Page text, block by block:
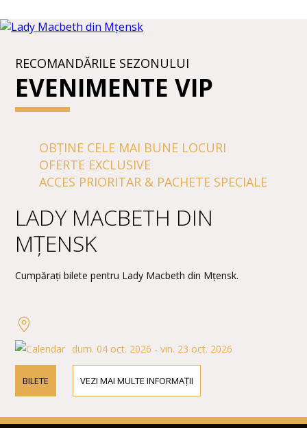
RECOMANDĂRILE SEZONULUI
EVENIMENTE VIP
OBȚINE CELE MAI BUNE LOCURI
OFERTE EXCLUSIVE
ACCES PRIORITAR & PACHETE SPECIALE
LADY MACBETH DIN
MȚENSK
Cumpărați bilete pentru Lady Macbeth din Mțensk.
dum. 04 oct. 2026 - vin. 23 oct. 2026
BILETE VEZI MAI MULTE INFORMAȚII